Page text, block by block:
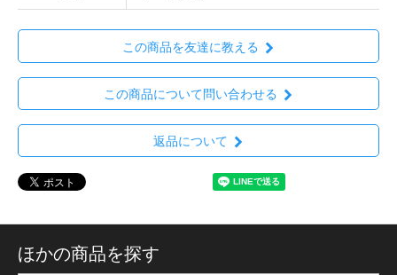
この商品を友達に教える
この商品について問い合わせる
返品について
ほかの商品を探す